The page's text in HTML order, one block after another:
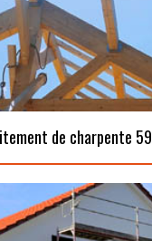
de charpente 59